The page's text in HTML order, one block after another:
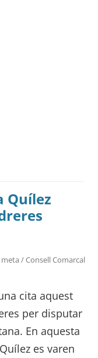
Quílez
/ Consell Comarcal
cita aquest
per disputar
En aquesta
es varen